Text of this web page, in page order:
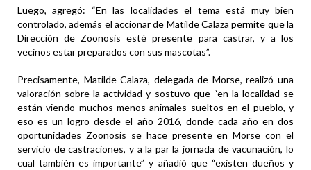
Luego, agregó: “En las localidades el tema está muy bien
controlado, además el accionar de Matilde Calaza permite que la
Dirección de Zoonosis esté presente para castrar, y a los
vecinos estar preparados con sus mascotas”.
Precisamente, Matilde Calaza, delegada de Morse, realizó una
valoración sobre la actividad y sostuvo que “en la localidad se
están viendo muchos menos animales sueltos en el pueblo, y
eso es un logro desde el año 2016, donde cada año en dos
oportunidades Zoonosis se hace presente en Morse con el
servicio de castraciones, y a la par la jornada de vacunación, lo
cual también es importante” y añadió que “existen dueños y